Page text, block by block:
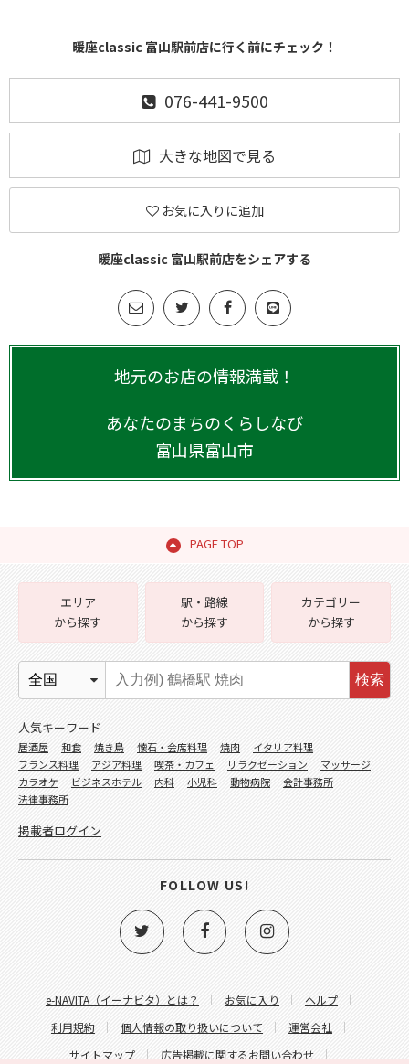
暖座classic 富山駅前店に行く前にチェック！
076-441-9500
大きな地図で見る
お気に入りに追加
暖座classic 富山駅前店をシェアする
地元のお店の情報満載！
あなたのまちのくらしなび
富山県富山市
PAGE TOP
e-NAVITA（イーナビタ）とは？ お気に入り
ヘルプ
利用規約
個人情報の取り扱いについて
運営会社
サイトマップ
広告掲載に関するお問い合わせ
エリア
から探す
駅・路線
から探す
カテゴリー
から探す
検索
人気キーワード
居酒屋 和食 焼き鳥 懐石・会席料理 焼肉
イタリア料理
フランス料理
アジア料理 喫茶・カフェ リラクゼーション
マッサージ
カラオケ
ビジネスホテル 内科 小児科 動物病院
会計事務所
法律事務所
掲載者ログイン
FOLLOW US!